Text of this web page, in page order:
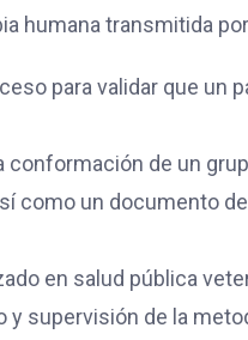
humana transmitida
para validar que
conformación de un
como un documento
en salud pública
y supervisión de la